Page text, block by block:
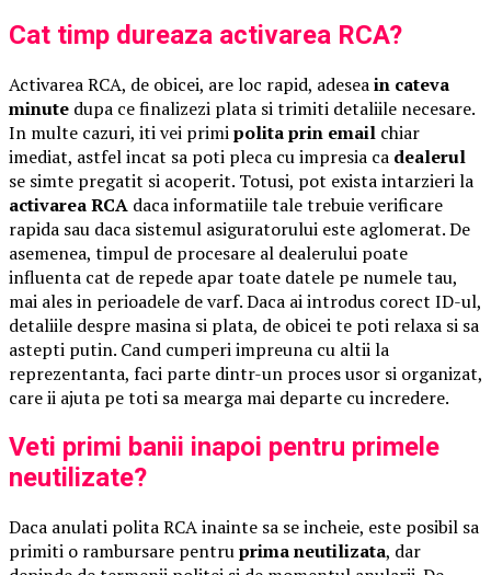
Cat timp dureaza activarea RCA?
Activarea RCA, de obicei, are loc rapid, adeseain cateva
minute dupa ce finalizezi plata si trimiti detaliile necesare.
In multe cazuri, iti vei primipolita prin email chiar
imediat, astfel incat sa poti pleca cu impresia ca dealerul
se simte pregatit si acoperit. Totusi, pot exista intarzieri la
activarea RCA daca informatiile tale trebuie verificare
rapida sau daca sistemul asiguratorului este aglomerat. De
asemenea, timpul de procesare al dealerului poate
influenta cat de repede apar toate datele pe numele tau,
mai ales in perioadele de varf. Daca ai introdus corect ID-ul,
detaliile despre masina si plata, de obicei te poti relaxa si sa
astepti putin. Cand cumperi impreuna cu altii la
reprezentanta, faci parte dintr-un proces usor si organizat,
care ii ajuta pe toti sa mearga mai departe cu incredere.
Veti primi banii inapoi pentru primele
neutilizate?
Daca anulati polita RCA inainte sa se incheie, este posibil sa
primiti o rambursare pentruprima neutilizata, dar